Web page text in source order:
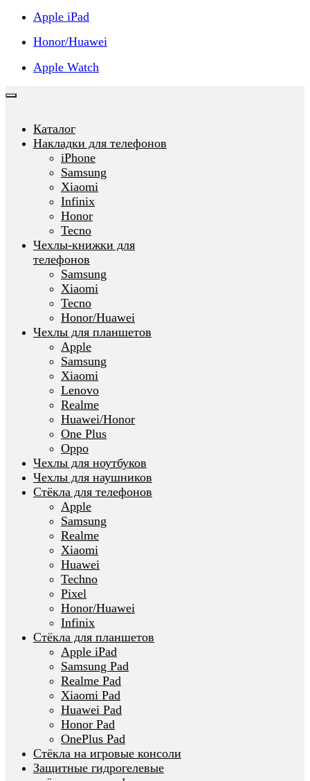
Apple iPad
Honor/Huawei
Apple Watch
Каталог
Накладки для телефонов
iPhone
Samsung
Xiaomi
Infinix
Honor
Tecno
Чехлы-книжки для
телефонов
Samsung
Xiaomi
Tecno
Honor/Huawei
Чехлы для планшетов
Apple
Samsung
Xiaomi
Lenovo
Realme
Huawei/Honor
One Plus
Oppo
Чехлы для ноутбуков
Чехлы для наушников
Стёкла для телефонов
Apple
Samsung
Realme
Xiaomi
Huawei
Techno
Pixel
Honor/Huawei
Infinix
Стёкла для планшетов
Apple iPad
Samsung Pad
Realme Pad
Xiaomi Pad
Huawei Pad
Honor Pad
OnePlus Pad
Стёкла на игровые консоли
Защитные гидрогелевые